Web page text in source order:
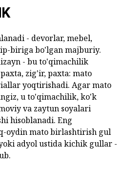
- devorlar, mebel,
biriga bo'lgan majburiy.
- bu to'qimachilik
zig'ir, paxta: mato
yoqtirishadi. Agar mato
u to'qimachilik, ko'k
va zaytun soyalari
hisoblanadi. Eng
oydin mato birlashtirish gul
adyol ustida kichik gullar -